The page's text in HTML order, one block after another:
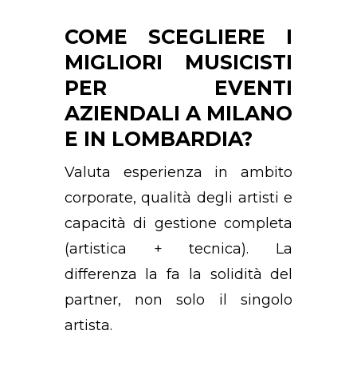
COME SCEGLIERE I
MIGLIORI MUSICISTI
PER EVENTI
AZIENDALI A MILANO
E IN LOMBARDIA?
Valuta esperienza in ambito
corporate, qualità degli artisti e
capacità di gestione completa
(artistica + tecnica). La
differenza la fa la solidità del
partner, non solo il singolo
artista.